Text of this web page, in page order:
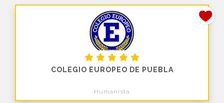
COLEGIO EUROPEO DE PUEBLA
Humanista